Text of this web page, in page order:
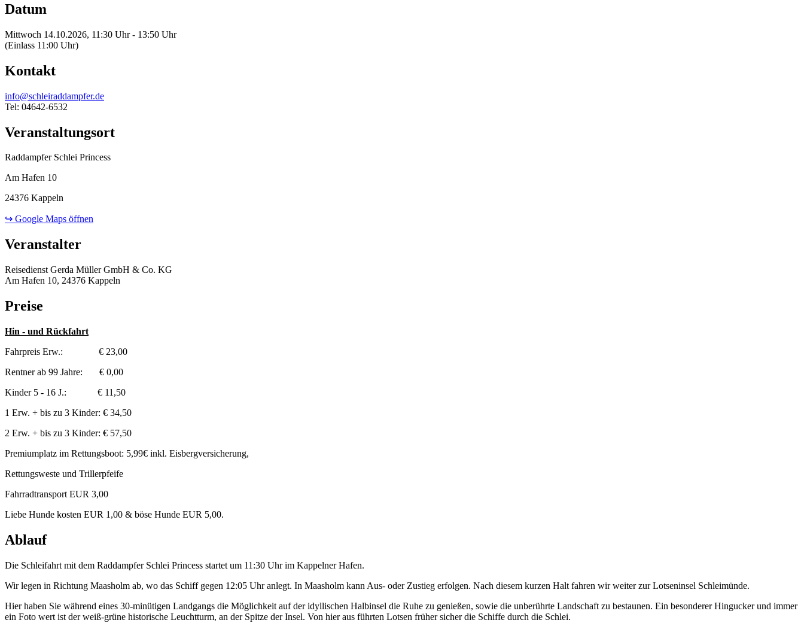
Datum
Mittwoch 14.10.2026, 11:30 Uhr - 13:50 Uhr
(Einlass 11:00 Uhr)
Kontakt
info@schleiraddampfer.de
Tel: 04642-6532
Veranstaltungsort
Raddampfer Schlei Princess
Am Hafen 10
24376 Kappeln
↪ Google Maps öffnen
Veranstalter
Reisedienst Gerda Müller GmbH & Co. KG
Am Hafen 10, 24376 Kappeln
Preise
Hin - und Rückfahrt
Fahrpreis Erw.: € 23,00
Rentner ab 99 Jahre: € 0,00
Kinder 5 - 16 J.: € 11,50
1 Erw. + bis zu 3 Kinder: € 34,50
2 Erw. + bis zu 3 Kinder: € 57,50
Premiumplatz im Rettungsboot: 5,99€ inkl. Eisbergversicherung,
Rettungsweste und Trillerpfeife
Fahrradtransport EUR 3,00
Liebe Hunde kosten EUR 1,00 & böse Hunde EUR 5,00.
Ablauf
Die Schleifahrt mit dem Raddampfer Schlei Princess startet um 11:30 Uhr im Kappelner Hafen.
Wir legen in Richtung Maasholm ab, wo das Schiff gegen 12:05 Uhr anlegt. In Maasholm kann Aus- oder Zustieg erfolgen. Nach diesem kurzen Halt fahren wir weiter zur Lotseninsel Schleimünde.
Hier haben Sie während eines 30-minütigen Landgangs die Möglichkeit auf der idyllischen Halbinsel die Ruhe zu genießen, sowie die unberührte Landschaft zu bestaunen. Ein besonderer Hingucker und immer
ein Foto wert ist der weiß-grüne historische Leuchtturm, an der Spitze der Insel. Von hier aus führten Lotsen früher sicher die Schiffe durch die Schlei.